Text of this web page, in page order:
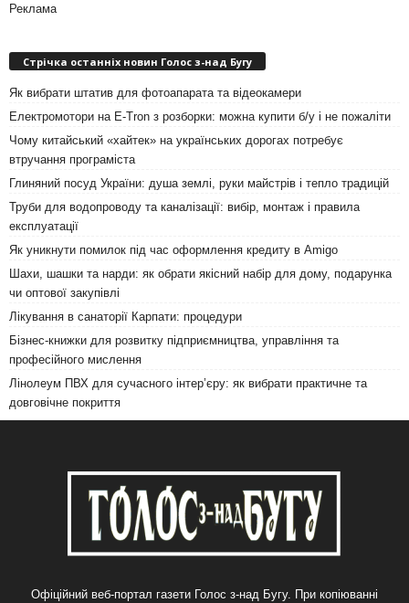
Реклама
Стрічка останніх новин Голос з-над Бугу
Як вибрати штатив для фотоапарата та відеокамери
Електромотори на E-Tron з розборки: можна купити б/у і не пожаліти
Чому китайський «хайтек» на українських дорогах потребує
втручання програміста
Глиняний посуд України: душа землі, руки майстрів і тепло традицій
Труби для водопроводу та каналізації: вибір, монтаж і правила
експлуатації
Як уникнути помилок під час оформлення кредиту в Amigo
Шахи, шашки та нарди: як обрати якісний набір для дому, подарунка
чи оптової закупівлі
Лікування в санаторії Карпати: процедури
Бізнес-книжки для розвитку підприємництва, управління та
професійного мислення
Лінолеум ПВХ для сучасного інтер’єру: як вибрати практичне та
довговічне покриття
Офіційний веб-портал газети Голос з-над Бугу. При копіюванні